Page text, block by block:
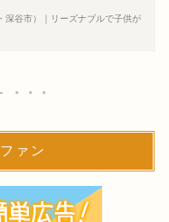
深谷市）｜リーズナブルで子供が
ァン